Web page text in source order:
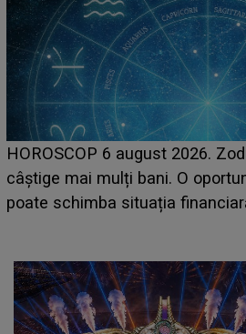
LINE-UP UNTOLD ONE, prima
care deschid festivalul și de la
așteptate concerte pe scena